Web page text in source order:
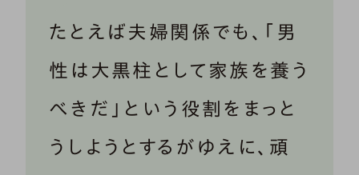
たとえば夫婦関係でも、「男
性は大黒柱として家族を養う
べきだ」という役割をまっと
うしようとするがゆえに、頑